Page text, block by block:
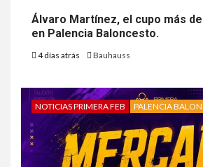
Álvaro Martínez, el cupo más
en Palencia Baloncesto.
4 días atrás Bauhauss
NOTICIAS PRIMERA FEB PALENCIA